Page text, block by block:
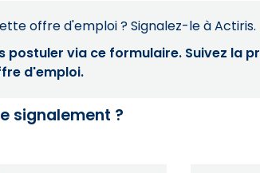
offre d'emploi ? Signalez-le à Actiris.
postuler via ce formulaire. Suivez la
d'emploi.
signalement ?